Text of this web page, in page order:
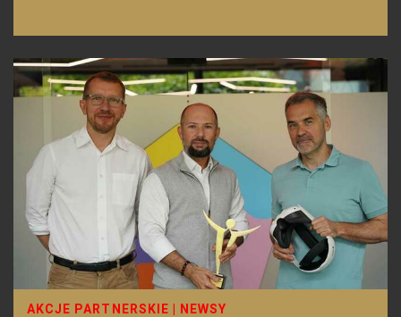
AKCJE PARTNERSKIE
NEWSY